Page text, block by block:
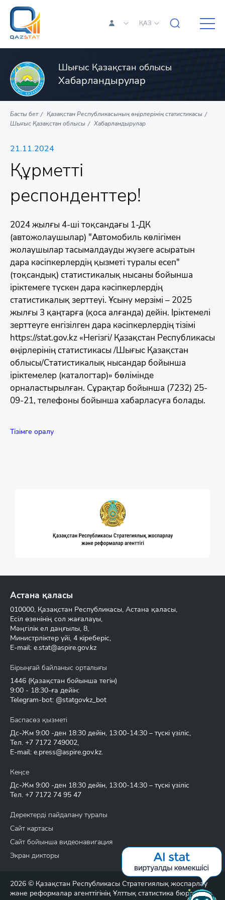
ҚАЗ
Шығыс Қазақстан облысы
Хабарландырулар
Басты бет
Қазақстан Республикасының өңірлерінің статистикасы
Шығыс Қазақстан облысы
Хабарландырулар
21.11.2024
Құрметті
респонденттер!
2024 жылғы 4-ші тоқсандағы 1-ДК
(автожолаушылар) "Автомобиль көлігімен
жолаушылар тасымалдауды жүзеге асыратын
дара кәсіпкерлердің қызметі туралы есеп"
(тоқсандық) статистикалық нысаны бойынша
іріктемеге түскен дара кәсіпкерлердің
статистикалық зерттеуі. Ұсыну мерзімі – 2025
жылғы 3 қаңтарға (қоса алғанда) дейін. Іріктемелі
зерттеуге енгізілген дара кәсіпкерлердің тізімі
https://stat.gov.kz «Негізгі/ Қазақстан Республикасы
өңірлерінің статистикасы /Шығыс Қазақстан
облысы/Статистикалық нысандар бойынша
іріктемелер (каталогтар)» бөлімінде
орналастырылған. Сұрақтар бойынша (7232) 25-
09-21, телефоны бойынша хабарласуға болады.
Тізімге оралу
Астана қаласы
010000, Қазақстан Республикасы, Астана қаласы,
Есіл өзенінің сол жағалауы,
Мәңгілік ел даңғылы, 8,
Министрліктер үйі, 4 кіреберіс,
E-mail: e.stat@aspire.gov.kz
Бірыңғай байланыс орталығы
1446 (Қазақстан бойынша тегін)
9:00 - 18:30-ға дейін:
Telegram-bot: @statgovkz_bot
Баспасөз қызметі
Дс-Жм 9:00 -ден 18:30 дейін, 13:00-14:30 – түскі үзіліс,
Тел. +7 7172 749002,
E-mail: e.press@aspire.gov.kz.
Кеңсе
Дс-Жм 9:00 -ден 18:30 дейін, 13:00-14:30 – түскі үзіліс
Тел. +7 7172 74 95 47
Деректерді пайдалану туралы
Сайт картасы
Сайт бойынша видеонавигация
Экран дикторы
2026 © Қазақстан Республикасы Стратегиялық жоспарлау
және реформалар агенттігінің Ұлттық статистика бюросы